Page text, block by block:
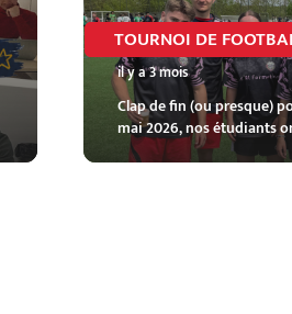
TOURNOI DE
il y a 3 mois
Clap de fin (ou presque)
mai 2026, nos étudiants